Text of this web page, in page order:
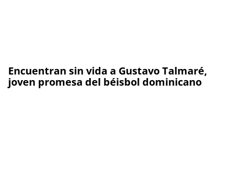
Encuentran sin vida a Gustavo Talmaré,
joven promesa del béisbol dominicano